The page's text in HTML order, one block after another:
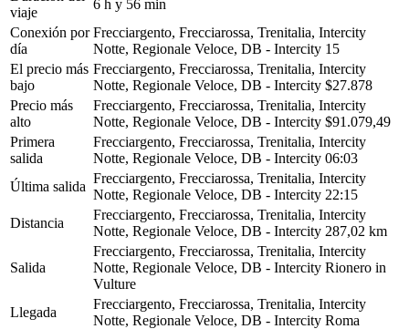
viaje
6 h y 56 min
Conexión por
día
Frecciargento, Frecciarossa, Trenitalia, Intercity
Notte, Regionale Veloce, DB - Intercity 15
El precio más
bajo
Frecciargento, Frecciarossa, Trenitalia, Intercity
Notte, Regionale Veloce, DB - Intercity $27.878
Precio más
alto
Frecciargento, Frecciarossa, Trenitalia, Intercity
Notte, Regionale Veloce, DB - Intercity $91.079,49
Primera
salida
Frecciargento, Frecciarossa, Trenitalia, Intercity
Notte, Regionale Veloce, DB - Intercity 06:03
Última salida
Frecciargento, Frecciarossa, Trenitalia, Intercity
Notte, Regionale Veloce, DB - Intercity 22:15
Distancia
Frecciargento, Frecciarossa, Trenitalia, Intercity
Notte, Regionale Veloce, DB - Intercity 287,02 km
Salida
Frecciargento, Frecciarossa, Trenitalia, Intercity
Notte, Regionale Veloce, DB - Intercity Rionero in
Vulture
Llegada
Frecciargento, Frecciarossa, Trenitalia, Intercity
Notte, Regionale Veloce, DB - Intercity Roma